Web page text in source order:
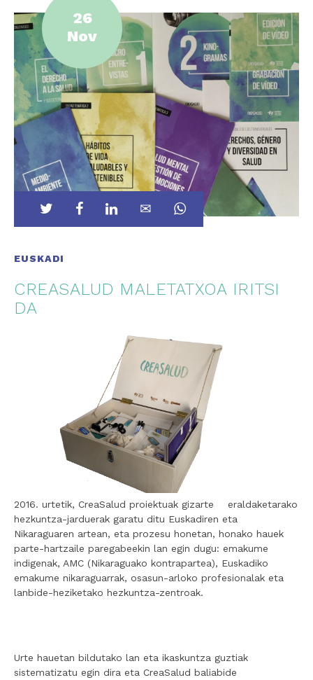
26
Nov
EUSKADI
CREASALUD MALETATXOA IRITSI
DA
2016. urtetik, CreaSalud proiektuak gizarte eraldaketarako
hezkuntza-jarduerak garatu ditu Euskadiren eta
Nikaraguaren artean, eta prozesu honetan, honako hauek
parte-hartzaile paregabeekin lan egin dugu: emakume
indigenak, AMC (Nikaraguako kontrapartea), Euskadiko
emakume nikaraguarrak, osasun-arloko profesionalak eta
lanbide-heziketako hezkuntza-zentroak.
Urte hauetan bildutako lan eta ikaskuntza guztiak
sistematizatu egin dira eta CreaSalud baliabide